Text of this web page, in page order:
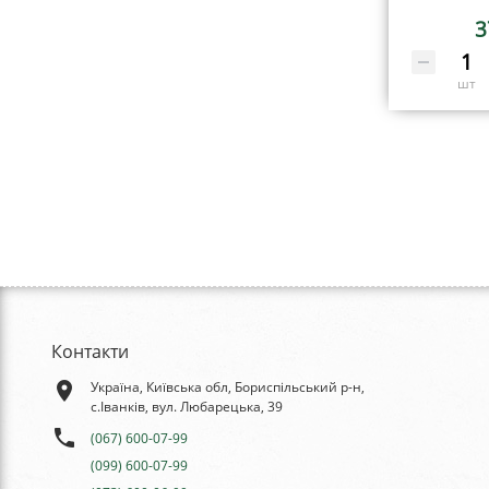
шт
Контакти
place
Україна, Київська обл, Бориспільський р-н,
с.Іванків, вул. Любарецька, 39
phone
(067) 600-07-99
(099) 600-07-99